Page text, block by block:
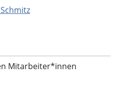
Mitarbeiter*innen